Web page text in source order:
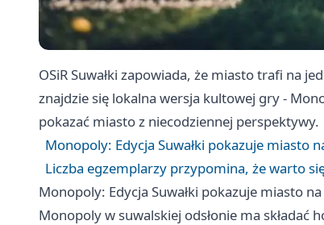
OSiR Suwałki zapowiada, że miasto trafi na
znajdzie się lokalna wersja kultowej gry -
pokazać miasto z niecodziennej perspektywy.
Monopoly: Edycja Suwałki pokazuje miasto
Liczba egzemplarzy przypomina, że warto
Monopoly: Edycja Suwałki pokazuje miasto
Monopoly w suwalskiej odsłonie ma